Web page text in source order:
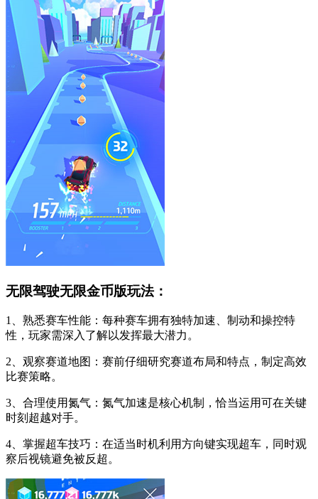
无限驾驶无限金币版玩法：
1、熟悉赛车性能：每种赛车拥有独特加速、制动和操控特
性，玩家需深入了解以发挥最大潜力。
2、观察赛道地图：赛前仔细研究赛道布局和特点，制定高效
比赛策略。
3、合理使用氮气：氮气加速是核心机制，恰当运用可在关键
时刻超越对手。
4、掌握超车技巧：在适当时机利用方向键实现超车，同时观
察后视镜避免被反超。